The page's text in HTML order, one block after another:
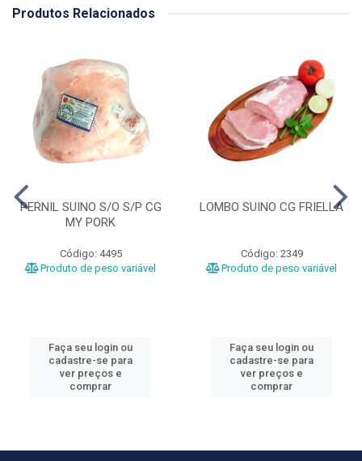
Produtos Relacionados
PERNIL SUINO S/O S/P CG
MY PORK
Código: 4495
Produto de peso variável
Faça seu login ou
cadastre-se para
ver preços e
comprar
LOMBO SUINO CG FRIELLA
Código: 2349
Produto de peso variável
Faça seu login ou
cadastre-se para
ver preços e
comprar